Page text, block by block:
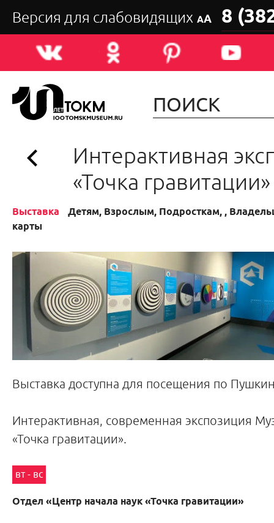
Версия для слабовидящих АА 8
Интерактивная
«Точка гравитации»
Выставка
Детям, Взрослым, Подросткам, ,
карты
Выставка доступна для посещения по
Интерактивная, современная экспозиция
«Точка гравитации».
вт - вс
Отдел «Центр начала наук «Точка гравитации»